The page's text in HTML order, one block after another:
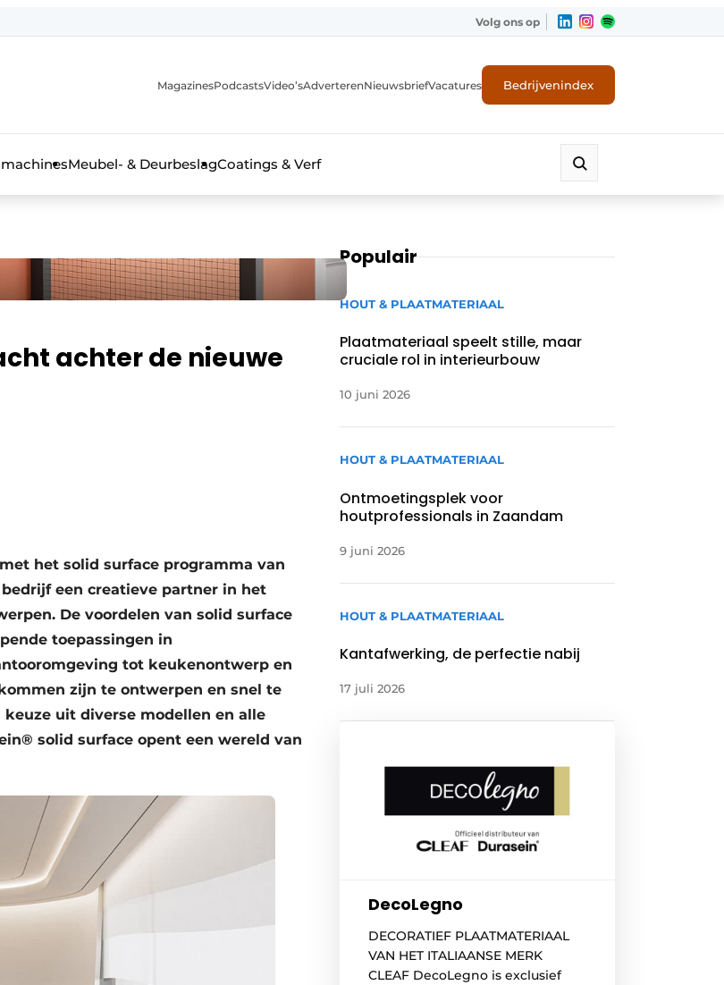
Volg ons op
MagazinesPodcastsVideo’sAdverterenNieuwsbriefVacatures Bedrijvenindex
Meubel- & DeurbeslagCoatings & Verf
achter de nieuwe
het solid surface programma van
een creatieve partner in het
De voordelen van solid surface
toepassingen in
tot keukenontwerp en
zijn te ontwerpen en snel te
uit diverse modellen en alle
solid surface opent een wereld van
Populair
HOUT & PLAATMATERIAAL
Plaatmateriaal speelt stille, maar
cruciale rol in interieurbouw
10 juni 2026
HOUT & PLAATMATERIAAL
Ontmoetingsplek voor
houtprofessionals in Zaandam
9 juni 2026
HOUT & PLAATMATERIAAL
Kantafwerking, de perfectie nabij
17 juli 2026
DecoLegno
DECORATIEF PLAATMATERIAAL
VAN HET ITALIAANSE MERK
CLEAF DecoLegno is exclusief